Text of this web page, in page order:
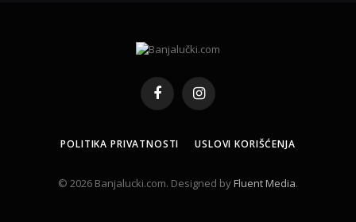
FacebookInstagram
POLITIKA PRIVATNOSTI USLOVI KORIŠĆENJA
© 2026 Banjalucki.com. Designed byFluent Media.